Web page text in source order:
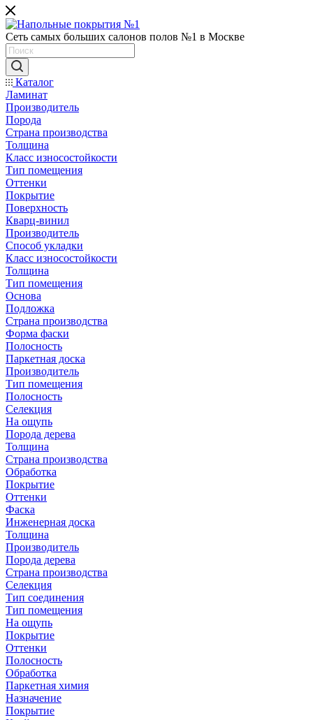
Сеть самых больших салонов полов №1 в Москве
Каталог
Ламинат
Производитель
Порода
Страна производства
Толщина
Класс износостойкости
Тип помещения
Оттенки
Покрытие
Поверхность
Кварц-винил
Производитель
Способ укладки
Класс износостойкости
Толщина
Тип помещения
Основа
Подложка
Страна производства
Форма фаски
Полосность
Паркетная доска
Производитель
Тип помещения
Полосность
Селекция
На ощупь
Порода дерева
Толщина
Страна производства
Обработка
Покрытие
Оттенки
Фаска
Инженерная доска
Толщина
Производитель
Порода дерева
Страна производства
Селекция
Тип соединения
Тип помещения
На ощупь
Покрытие
Оттенки
Полосность
Обработка
Паркетная химия
Назначение
Покрытие